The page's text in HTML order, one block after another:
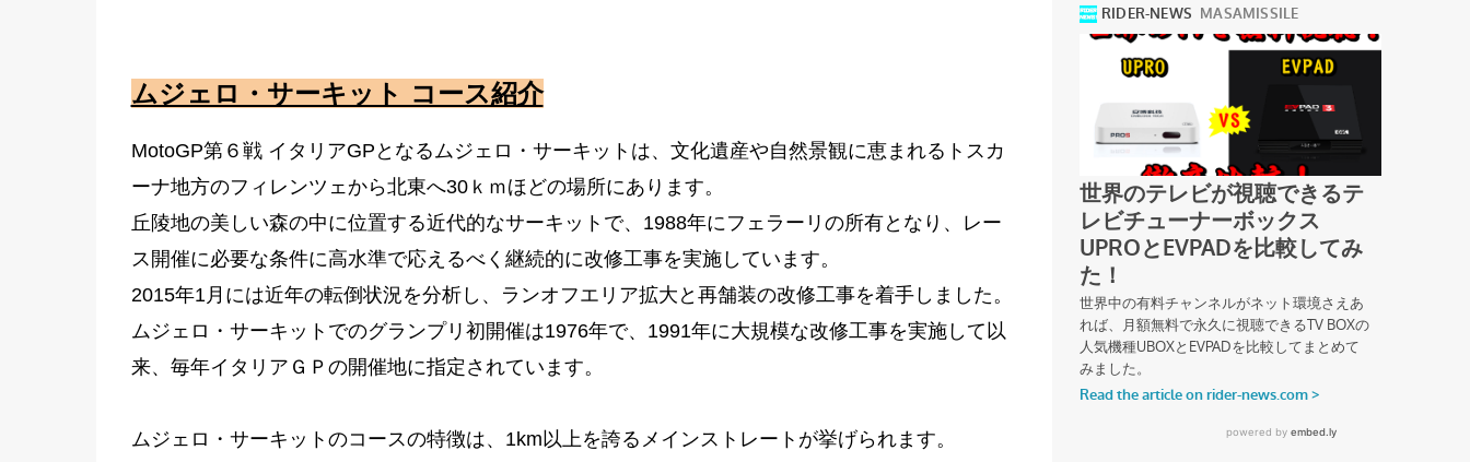
ムジェロ・サーキット コース紹介
MotoGP第６戦 イタリアGPとなるムジェロ・サーキットは、文化遺産や自然景観に恵まれるトスカ
ーナ地方のフィレンツェから北東へ30ｋｍほどの場所にあります。
丘陵地の美しい森の中に位置する近代的なサーキットで、1988年にフェラーリの所有となり、レー
ス開催に必要な条件に高水準で応えるべく継続的に改修工事を実施しています。
2015年1月には近年の転倒状況を分析し、ランオフエリア拡大と再舗装の改修工事を着手しました。
ムジェロ・サーキットでのグランプリ初開催は1976年で、1991年に大規模な改修工事を実施して以
来、毎年イタリアＧＰの開催地に指定されています。
ムジェロ・サーキットのコースの特徴は、1km以上を誇るメインストレートが挙げられます。